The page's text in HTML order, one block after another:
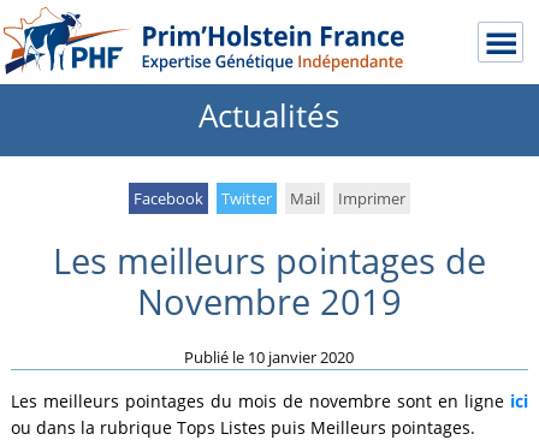
Actualités
Facebook Twitter Mail Imprimer
Les meilleurs pointages de
Novembre 2019
Publié le 10 janvier 2020
Les meilleurs pointages du mois de novembre sont en ligne ici
ou dans la rubrique Tops Listes puis Meilleurs pointages.